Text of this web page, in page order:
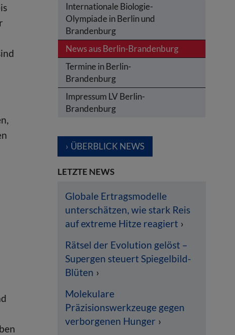
Internationale Biologie-
Olympiade in Berlin und
Brandenburg
News aus Berlin-Brandenburg
Termine in Berlin-
Brandenburg
Impressum LV Berlin-
Brandenburg
ÜBERBLICK NEWS
LETZTE NEWS
Globale Ertragsmodelle
unterschätzen, wie stark Reis
auf extreme Hitze reagiert
Rätsel der Evolution gelöst –
Supergen steuert Spiegelbild-
Blüten
Molekulare
Präzisionswerkzeuge gegen
verborgenen Hunger